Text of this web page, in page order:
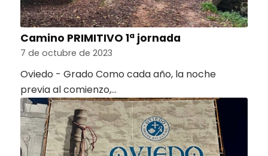
Camino PRIMITIVO 1ª jornada
7 de octubre de 2023
Oviedo - Grado Como cada año, la noche
previa al comienzo,…